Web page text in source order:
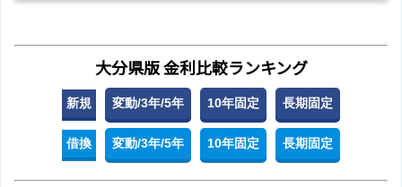
大分県版 金利比較ランキング
新規 変動/3年/5年 10年固定 長期固定
借換 変動/3年/5年 10年固定 長期固定